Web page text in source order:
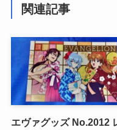
関連記事
エヴァグッズ No.2012